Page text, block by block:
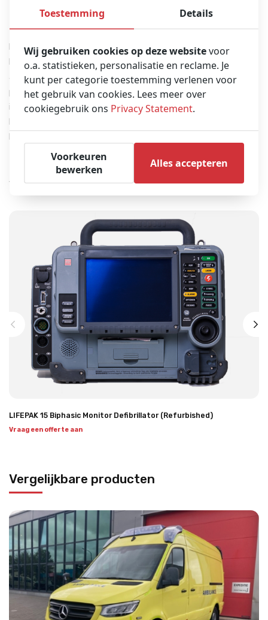
Medische apparatuur
Heeft u medische apparatuur nodig voor een ambulance? We
bieden een breed scala aan nieuwe en gebruikte medische
apparatuur voor ambulances, zoals defibrillatoren en
patiëntmonitors, AED’s, defibrillatoraccessoires, brancards,
immobilisatieapparatuur, aspiratie- en afzuigapparatuur,
beademingsapparatuur, beademingsapparatuur, andere kleine
EMS-apparatuur zoals helmen, tassen en meer.
Vaak samen gekocht met
LIFEPAK 15 Biphasic Monitor Defibrillator (Refurbished)
Vraag een offerte aan
Vergelijkbare producten
Toestemming Details
Wij gebruiken cookies op deze websitevoor
o.a. statistieken, personalisatie en reclame. Je
kunt per categorie toestemming verlenen voor
het gebruik van cookies. Lees meer over
cookiegebruik ons Privacy Statement.
Voorkeuren
bewerken
Alles accepteren